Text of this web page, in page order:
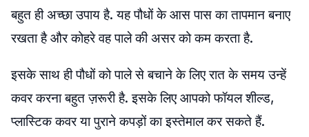
बहुत ही अच्छा उपाय है. यह पौधों के आस पास का तापमान बनाए
रखता है और कोहरे वह पाले की असर को कम करता है.
इसके साथ ही पौधों को पाले से बचाने के लिए रात के समय उन्हें
कवर करना बहुत ज़रूरी है. इसके लिए आपको फॉयल शील्ड,
प्लास्टिक कवर या पुराने कपड़ों का इस्तेमाल कर सकते हैं.